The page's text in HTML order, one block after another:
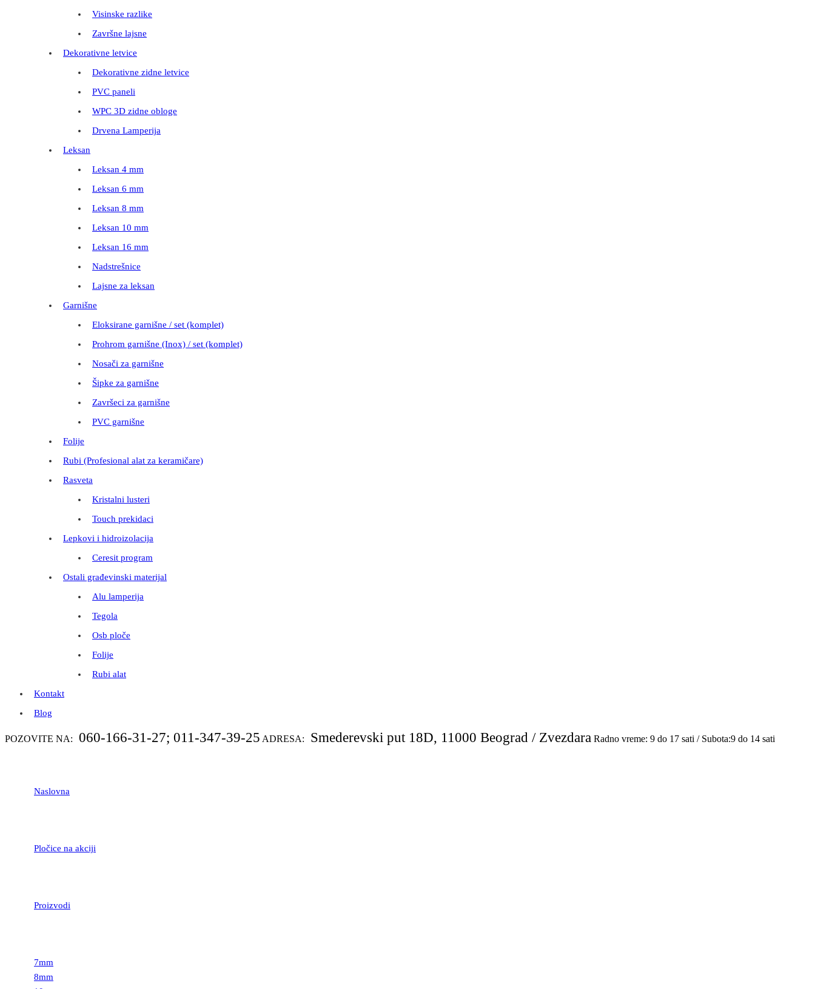
Visinske razlike
Završne lajsne
Dekorativne letvice
Dekorativne zidne letvice
PVC paneli
WPC 3D zidne obloge
Drvena Lamperija
Leksan
Leksan 4 mm
Leksan 6 mm
Leksan 8 mm
Leksan 10 mm
Leksan 16 mm
Nadstrešnice
Lajsne za leksan
Garnišne
Eloksirane garnišne / set (komplet)
Prohrom garnišne (Inox) / set (komplet)
Nosači za garnišne
Šipke za garnišne
Završeci za garnišne
PVC garnišne
Folije
Rubi (Profesional alat za keramičare)
Rasveta
Kristalni lusteri
Touch prekidaci
Lepkovi i hidroizolacija
Ceresit program
Ostali građevinski materijal
Alu lamperija
Tegola
Osb ploče
Folije
Rubi alat
Kontakt
Blog
POZOVITE NA: 060-166-31-27; 011-347-39-25 ADRESA: Smederevski put 18D, 11000 Beograd / Zvezdara Radno vreme: 9 do 17 sati / Subota:9 do 14 sati
Naslovna
Pločice na akciji
Proizvodi
7mm
8mm